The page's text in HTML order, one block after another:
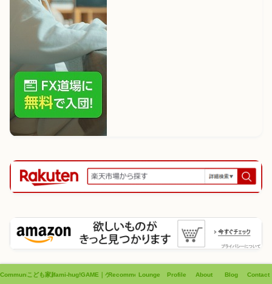
Communityこども家庭支援fami-hug!!GAME｜ゲームRecommendLounge Profile About Blog Contact